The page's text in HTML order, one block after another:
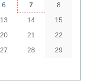
6 7
8
13 14
15
20 21
22
27 28
29